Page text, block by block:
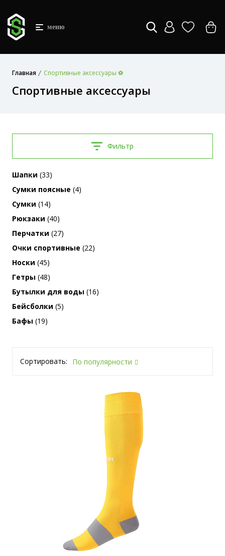
меню
Главная Спортивные аксессуары ⚽
Спортивные аксессуары
Фильтр
Шапки (33)
Сумки поясные (4)
Сумки (14)
Рюкзаки (40)
Перчатки (27)
Очки спортивные (22)
Носки (45)
Гетры (48)
Бутылки для воды (16)
Бейсболки (5)
Бафы (19)
Сортировать: По популярности